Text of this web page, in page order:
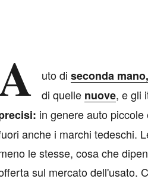
uto di seconda mano,
di quelle nuove, e gli
in genere auto
anche i marchi tedeschi.
le stesse, cosa che
sul mercato dell'usato.